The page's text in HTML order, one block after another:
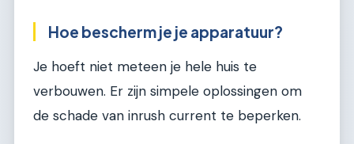
Hoe bescherm je je apparatuur?
Je hoeft niet meteen je hele huis te
verbouwen. Er zijn simpele oplossingen om
de schade van inrush current te beperken.